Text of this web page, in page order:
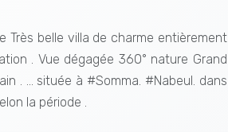
Très belle villa de charme entièrement
. Vue dégagée 360° nature Grand
. ... située à #Somma. #Nabeul. dans
la période .